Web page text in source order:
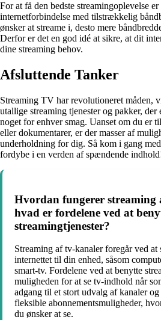
For at få den bedste streamingoplevelse
internetforbindelse med tilstrækkelig
ønsker at streame i, desto mere
Derfor er det en god idé at sikre, at dit
dine streaming behov.
Afsluttende Tanker
Streaming TV har revolutioneret måden,
utallige streaming tjenester og pakker,
noget for enhver smag. Uanset om du er
eller dokumentarer, er der masser af
underholdning for dig. Så kom i gang
fordybe i en verden af spændende
Hvordan fungerer streaming
hvad er fordelene ved at
streamingtjenester?
Streaming af tv-kanaler foregår ved
internettet til din enhed, såsom
smart-tv. Fordelene ved at benytte
muligheden for at se tv-indhold når
adgang til et stort udvalg af kanaler
fleksible abonnementsmuligheder,
du ønsker at se.